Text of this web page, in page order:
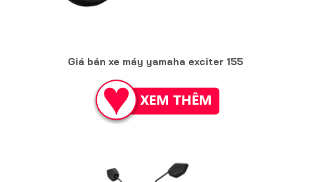
Giá bán xe máy yamaha exciter 155